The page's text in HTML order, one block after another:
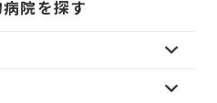
院を探す